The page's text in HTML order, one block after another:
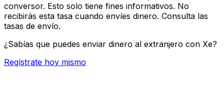
conversor. Esto solo tiene fines informativos. No
recibirás esta tasa cuando envíes dinero. Consulta las
tasas de envío.
¿Sabías que puedes enviar dinero al extranjero con Xe?
Regístrate hoy mismo